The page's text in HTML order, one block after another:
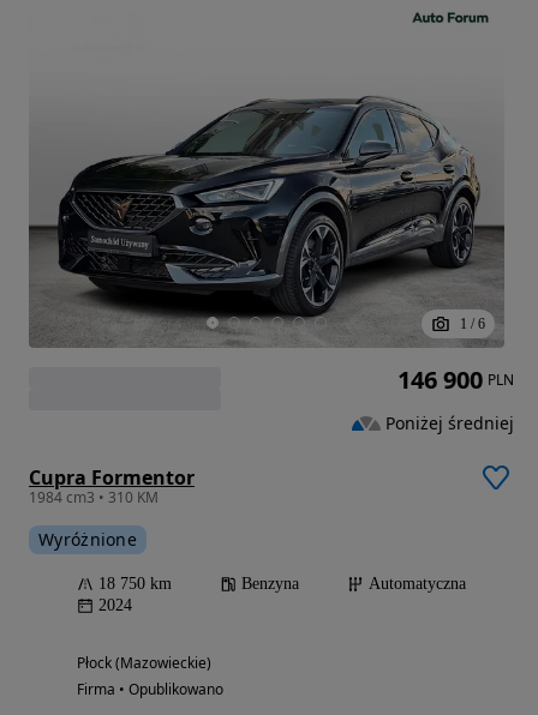
1 / 6
Cupra Formentor
1984 cm3 • 310 KM
Wyróżnione
18 750 km Benzyna
Automatyczna
2024
Płock (Mazowieckie)
Firma • Opublikowano
146 900 PLN
Poniżej średniej